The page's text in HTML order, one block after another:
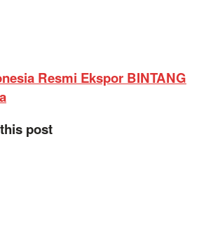
Resmi Ekspor BINTANG
post